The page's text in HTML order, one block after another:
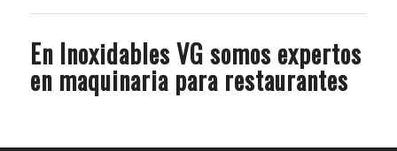
En Inoxidables VG somos expertos
en maquinaria para restaurantes